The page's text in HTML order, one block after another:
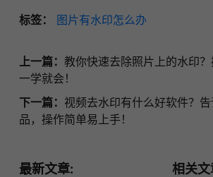
标签： 图片有水印怎么办
上一篇： 教你快速去除照片上的水印
一学就会！
下一篇： 视频去水印有什么好软件？
品，操作简单易上手！
最新文章: 相关文